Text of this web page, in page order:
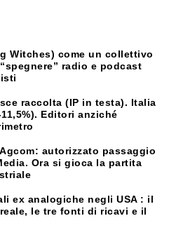
Witches) come un collettivo
radio e podcast
raccolta (IP in testa). Italia
Editori anziché
Agcom: autorizzato passaggio
Ora si gioca la partita
ex analogiche negli USA : il
le tre fonti di ricavi e il